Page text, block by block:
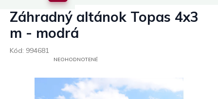
Záhradný altánok Topas 4x3
m - modrá
Kód: 994681
PRIEMERNÉNEOHODNOTENÉ